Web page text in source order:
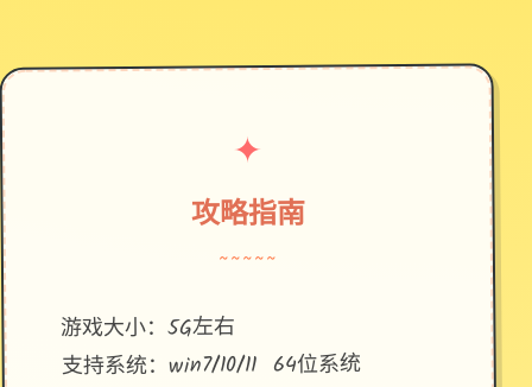
✦
攻略指南
~~~~~
游戏大小：5G左右
支持系统：win7/10/11 64位系统